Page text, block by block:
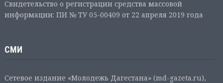
Свидетельство о регистрации средства массовой
информации: ПИ № ТУ 05-00409 от 22 апреля 2019 года
СМИ
Сетевое издание «Молодежь Дагестана» (md-gazeta.ru),